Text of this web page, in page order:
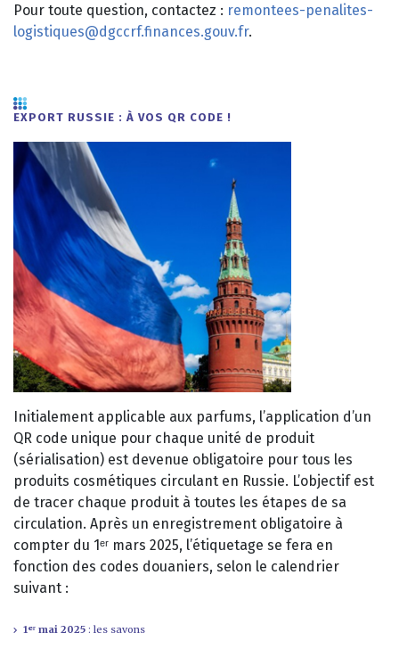
Pour toute question, contactez : remontees-penalites-
logistiques@dgccrf.finances.gouv.fr.
EXPORT RUSSIE : À VOS QR CODE !
Initialement applicable aux parfums, l’application d’un
QR code unique pour chaque unité de produit
(sérialisation) est devenue obligatoire pour tous les
produits cosmétiques circulant en Russie. L’objectif est
de tracer chaque produit à toutes les étapes de sa
circulation. Après un enregistrement obligatoire à
compter du 1ᵉʳ mars 2025, l’étiquetage se fera en
fonction des codes douaniers, selon le calendrier
suivant :
1ᵉʳ mai 2025 : les savons